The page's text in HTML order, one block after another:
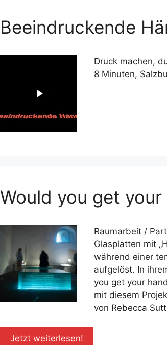
Beeindruckende
Druck machen,
8 Minuten,
Would you get
Raumarbeit /
Glasplatten mit
während einer
aufgelöst. In
you get your
mit diesem
von Rebecca
Jetzt weiterlesen!